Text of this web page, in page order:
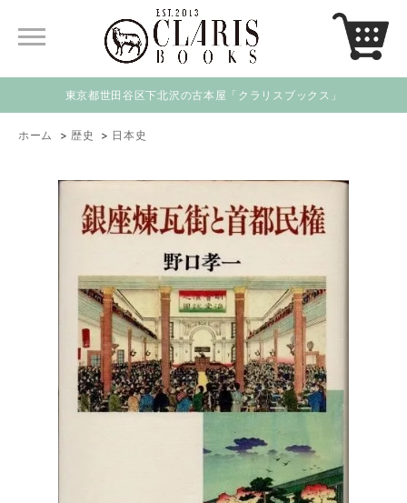
東京都世田谷区下北沢の古本屋「クラリスブックス」
ホーム > 歴史 > 日本史